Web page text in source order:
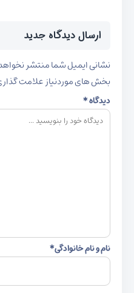
ارسال دیدگاه جدید
نشانی ایمیل شما منتشر
بخش های موردنیاز علامت
دیدگاه*
نام و نام خانوادگی*